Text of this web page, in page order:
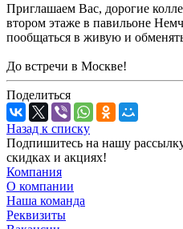
Приглашаем Вас, дорогие
втором этаже в павильоне
пообщаться в живую и
До встречи в Москве!
Поделиться
Назад к списку
Подпишитесь на нашу
скидках и акциях!
Компания
О компании
Наша команда
Реквизиты